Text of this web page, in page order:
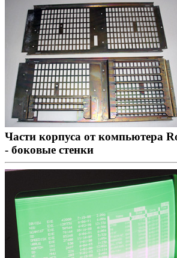
Части корпуса от компьютера
- боковые стенки